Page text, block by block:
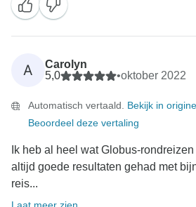
A
Carolyn
5,0
•oktober 2022
Automatisch vertaald. Bekijk in
Beoordeel deze vertaling
Ik heb al heel wat Globus-
altijd goede resultaten gehad met
reis...